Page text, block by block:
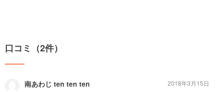
口コミ（2件）
南あわじ ten ten ten
2018年3月15日